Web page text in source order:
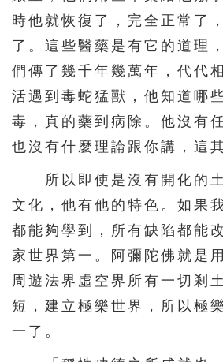
時他就恢復了，完全正常了
了。這些醫藥是有它的道理
們傳了幾千年幾萬年，代代
活遇到毒蛇猛獸，他知道哪
毒，真的藥到病除。他沒有
也沒有什麼理論跟你講，這
所以即使是沒有開化的土
文化，他有他的特色。如果
都能夠學到，所有缺陷都能
家世界第一。阿彌陀佛就是
周遊法界虛空界所有一切剎
短，建立極樂世界，所以極
一了。